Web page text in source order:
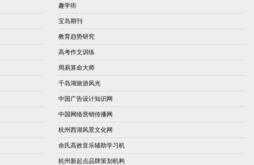
趣学街
宝岛期刊
教育趋势研究
高考作文训练
周易算命大师
千岛湖旅游风光
中国广告设计知识网
中国网络营销传播网
杭州西湖风景文化网
余氏高效音乐辅助学习机
杭州新起点品牌策划机构